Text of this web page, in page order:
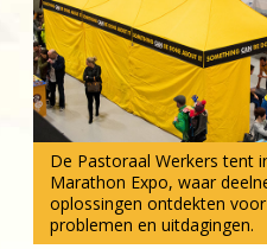
De Pastoraal Werkers tent
Marathon Expo, waar
oplossingen ontdekten
problemen en uitdagingen.